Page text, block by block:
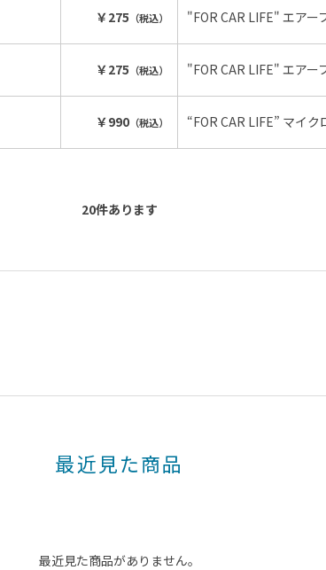
￥275 （税込） "FOR CAR LIFE" エアー
￥275 （税込） "FOR CAR LIFE" エアー
￥990 （税込） “FOR CAR LIFE” マイ
20件あります
最近見た商品
最近見た商品がありません。